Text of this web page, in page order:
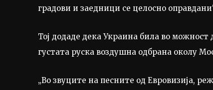
градови и заедници се целосно
Тој додаде дека Украина била во
густата руска воздушна одбрана околу
„Во звуците на песните од Евровизија,